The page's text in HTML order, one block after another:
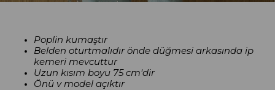
Poplin kumaştır
Belden oturtmalıdır önde düğmesi arkasında ip
kemeri mevcuttur
Uzun kısım boyu 75 cm'dir
Önü v model açıktır